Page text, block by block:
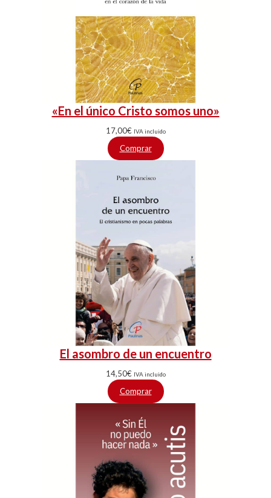
«En el único Cristo somos uno»
17,00€ IVA incluido
Comprar
El asombro de un encuentro
14,50€ IVA incluido
Comprar